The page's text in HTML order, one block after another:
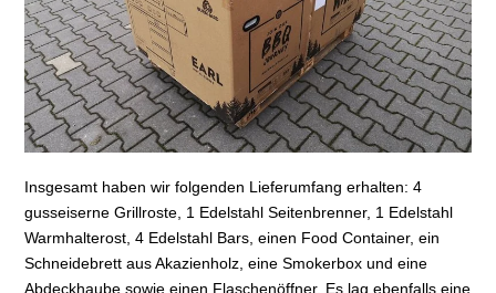
Insgesamt haben wir folgenden Lieferumfang erhalten: 4
gusseiserne Grillroste, 1 Edelstahl Seitenbrenner, 1 Edelstahl
Warmhalterost, 4 Edelstahl Bars, einen Food Container, ein
Schneidebrett aus Akazienholz, eine Smokerbox und eine
Abdeckhaube sowie einen Flaschenöffner. Es lag ebenfalls eine